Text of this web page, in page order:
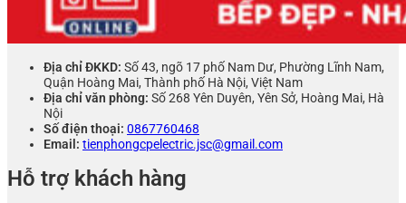
Địa chỉ ĐKKD: Số 43, ngõ 17 phố Nam Dư, Phường Lĩnh Nam,
Quận Hoàng Mai, Thành phố Hà Nội, Việt Nam
Địa chỉ văn phòng: Số 268 Yên Duyên, Yên Sở, Hoàng Mai, Hà
Nội
Số điện thoại: 0867760468
Email: tienphongcpelectric.jsc@gmail.com
Hỗ trợ khách hàng